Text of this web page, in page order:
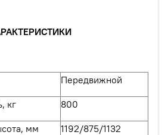
Передвижной
кг 800
мм 1192/875/1132